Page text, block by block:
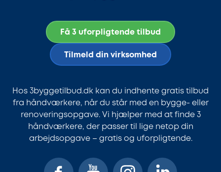
Få 3 uforpligtende tilbud
Tilmeld din virksomhed
Hos 3byggetilbud.dk kan du indhente gratis tilbud
fra håndværkere, når du står med en bygge- eller
renoveringsopgave. Vi hjælper med at finde 3
håndværkere, der passer til lige netop din
arbejdsopgave – gratis og uforpligtende.